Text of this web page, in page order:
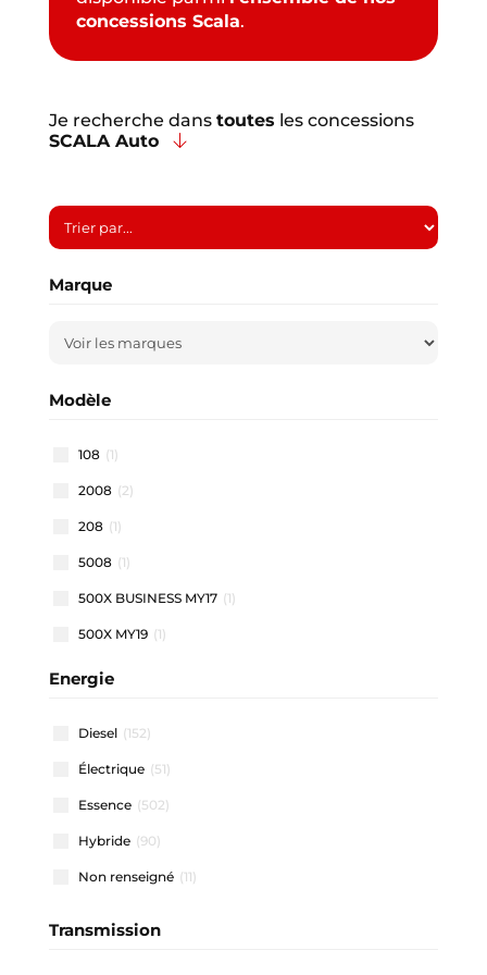
concessions Scala.
Je recherche dans toutes les concessions
SCALA Auto
Marque
Modèle
108 (1)
2008 (2)
208 (1)
5008 (1)
500X BUSINESS MY17 (1)
500X MY19 (1)
500X MY22
911 CARRERA COUPE
A1 ALLSTREET
A1 SPORTBACK
A3 ALLSTREET
A3 BERLINE (1)
A3 SPORTBACK
Energie
Diesel (152)
Électrique (51)
Essence (502)
Hybride (90)
Non renseigné (11)
Transmission